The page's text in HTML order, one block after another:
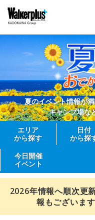
夏のイベント情報が
キャンプ場な
エリア
から探す
日付
から探
今日開催
イベント
2026年情報へ順次更
報もございま